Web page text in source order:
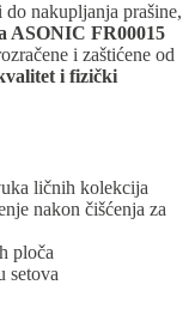
nakupljanja prašine,
ASONIC FR00015
i zaštićene od
i fizički
ličnih kolekcija
nakon čišćenja za
ploča
setova